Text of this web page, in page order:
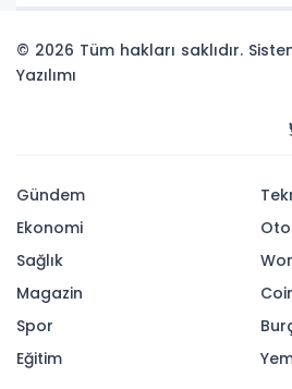
© 2026 Tüm hakları saklıdır.
Yazılımı
Gündem
Ekonomi
Sağlık
Magazin
Spor
Eğitim